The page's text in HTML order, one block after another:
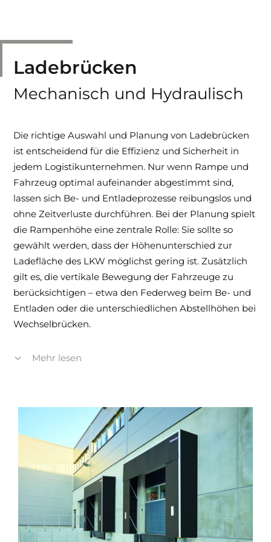
Ladebrücken
Mechanisch und Hydraulisch
Die richtige Auswahl und Planung von Ladebrücken
ist entscheidend für die Effizienz und Sicherheit in
jedem Logistikunternehmen. Nur wenn Rampe und
Fahrzeug optimal aufeinander abgestimmt sind,
lassen sich Be- und Entladeprozesse reibungslos und
ohne Zeitverluste durchführen. Bei der Planung spielt
die Rampenhöhe eine zentrale Rolle: Sie sollte so
gewählt werden, dass der Höhenunterschied zur
Ladefläche des LKW möglichst gering ist. Zusätzlich
gilt es, die vertikale Bewegung der Fahrzeuge zu
berücksichtigen – etwa den Federweg beim Be- und
Entladen oder die unterschiedlichen Abstellhöhen bei
Wechselbrücken.
Mechanische Ladebrücken sind dabei eine robuste
Umschlagvolumen. Sie arbeiten unabhängig von
Energiequellen, sind wartungsarm und besonders
langlebig.
Hydraulische Ladebrücken hingegen bieten
maximale Flexibilität:Mit Klappkeil- oder
Vorschublippe ausgestattet, gleichen sie auch größere
Höhenunterschiede aus und passen sich an
unterschiedliche Fahrzeugtypen an. Moderne
Mehr lesen